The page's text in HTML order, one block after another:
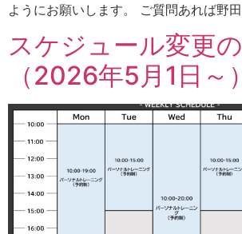
ようにお願いします。 ご質問あれば野
スケジュール変更
（2026年5月1日～）